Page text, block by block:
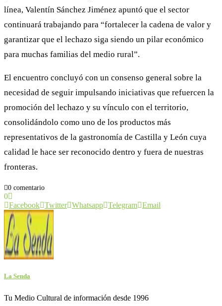
línea, Valentín Sánchez Jiménez apuntó que el sector
continuará trabajando para “fortalecer la cadena de valor y
garantizar que el lechazo siga siendo un pilar económico
para muchas familias del medio rural”.
El encuentro concluyó con un consenso general sobre la
necesidad de seguir impulsando iniciativas que refuercen la
promoción del lechazo y su vínculo con el territorio,
consolidándolo como uno de los productos más
representativos de la gastronomía de Castilla y León cuya
calidad le hace ser reconocido dentro y fuera de nuestras
fronteras.
0 comentario
0
Facebook Twitter Whatsapp Telegram Email
La Senda
Tu Medio Cultural de información desde 1996